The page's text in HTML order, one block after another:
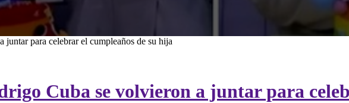
para celebrar el cumpleaños de su hija
Cuba se volvieron a juntar para